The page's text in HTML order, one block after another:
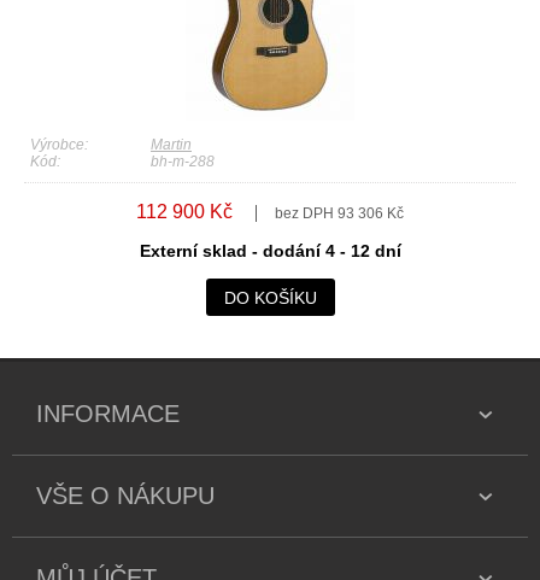
Výrobce:
Martin
Kód:
bh-m-288
112 900 Kč bez DPH 93 306 Kč
Externí sklad - dodání 4 - 12 dní
DO KOŠÍKU
INFORMACE
VŠE O NÁKUPU